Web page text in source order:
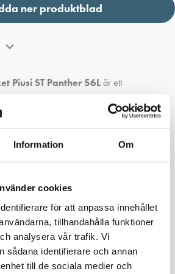
Information Om
cookies
för att anpassa innehållet
tillhandahålla funktioner
analysera vår trafik. Vi
sådana identifierare och annan
till de sociala medier och
ner produktblad
Piusi ST Panther 56Lär ett
diesel. Det monteras exempelvis i en
Systemet erbjuds i
och ger ett flöde på upp till 90 l/min.
Tack vare den kompakta och
ST bra när du behöver komplettera
med en påfyllningsenhet. Systemet
exempelvis jordbruk, fordonsindustri